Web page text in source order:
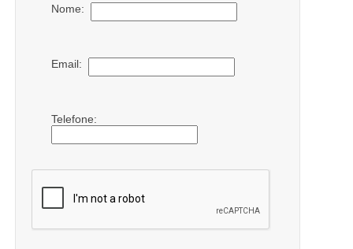
Nome:
Email:
Telefone: